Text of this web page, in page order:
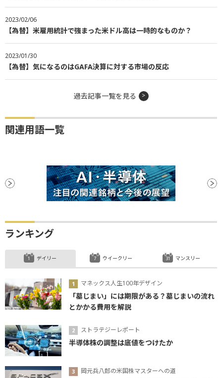
2023/02/06
【為替】米雇用統計で強まった米ドル高は一時的なものか？
2023/01/30
【為替】気になるのはGAFA決算に対する市場の反応
過去記事一覧を見る
関連用語一覧
ランキング
デイリー
マネックス人生100年デザイン
「墓じまい」には期限がある？墓じまいの流れ
とかかる費用を解説
ストラテジーレポート
半導体株の調整は底値をつけたか
岡元兵八郎の米国株マスターへの道
ウイークリー マンスリー